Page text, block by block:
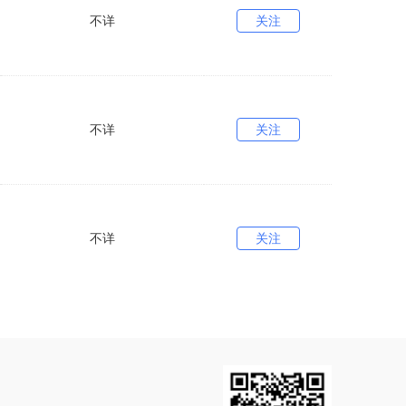
不详 关注
不详 关注
不详 关注